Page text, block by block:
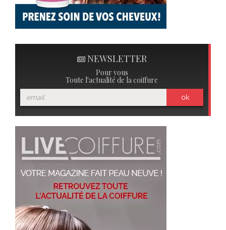
NEWSLETTER
Pour vous
Toute l'actualité de la coiffure
ok